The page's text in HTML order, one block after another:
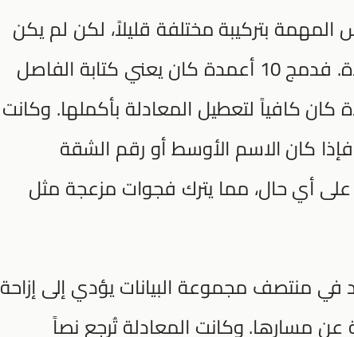
بتركيبة مختلفة قليلاً، لكن لم يكن
أي من الأسلوبين قابلاً للتوسع بكفاءة. فدمج 10 أعمدة كان يعني كتابة الفاصل
كان كافياً لتعطيل المعادلة بأكملها. وكانت
فإذا كان الاسم الأوسط أو رقم الشقة
على أي حال، مما يترك فجوات مزعجة مثل
في منتصف مجموعة البيانات يؤدي إلى إزاحة
عن مسارها. وكانت المعادلة تُرجع نصاً